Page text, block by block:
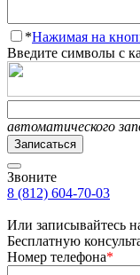
*Нажимая на
Введите символы с
автоматического
Записаться
Звоните
8 (812) 604-70-03
Или записывайтесь
Бесплатную
Номер телефона*